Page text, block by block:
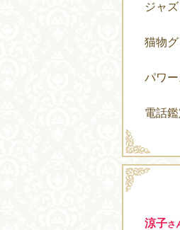
ジャ
猫物
パワ
電話
涼子さ